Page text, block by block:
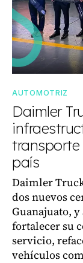
AUTOMOTRIZ
Daimler
transporte
país
Daimler
dos nuevos
Guanajuato, y
fortalecer su
servicio,
vehículos